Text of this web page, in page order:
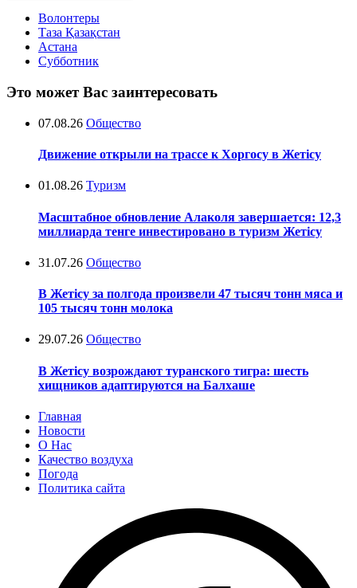
Волонтеры
Таза Қазақстан
Астана
Субботник
Это может Вас заинтересовать
07.08.26 Общество
Движение открыли на трассе к Хоргосу в Жетісу
01.08.26 Туризм
Масштабное обновление Алаколя завершается: 12,3
миллиарда тенге инвестировано в туризм Жетісу
31.07.26 Общество
В Жетісу за полгода произвели 47 тысяч тонн мяса и
105 тысяч тонн молока
29.07.26 Общество
В Жетісу возрождают туранского тигра: шесть
хищников адаптируются на Балхаше
Главная
Новости
О Нас
Качество воздуха
Погода
Политика сайта